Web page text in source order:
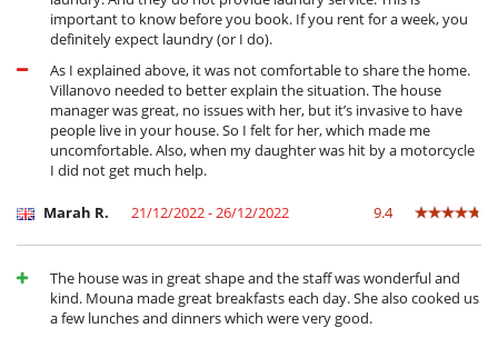
important to know before you book. If you rent for a week, you
definitely expect laundry (or I do).
As I explained above, it was not comfortable to share the home.
Villanovo needed to better explain the situation. The house
manager was great, no issues with her, but it’s invasive to have
people live in your house. So I felt for her, which made me
uncomfortable. Also, when my daughter was hit by a motorcycle
I did not get much help.
Marah R. 21/12/2022 - 26/12/2022 9.4
The house was in great shape and the staff was wonderful and
kind. Mouna made great breakfasts each day. She also cooked us
a few lunches and dinners which were very good.